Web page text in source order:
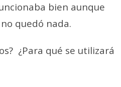
bien aunque
quedó nada.
¿Para qué se utilizará